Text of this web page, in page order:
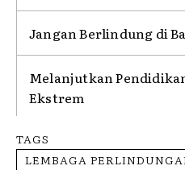
Jangan Berlindung di
Melanjutkan
Ekstrem
TAGS
LEMBAGA